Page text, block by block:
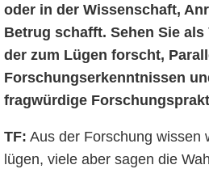
oder in der Wissenschaft,
Betrug schafft. Sehen Sie
der zum Lügen forscht,
Forschungserkenntnissen
fragwürdige
TF: Aus der Forschung wissen
lügen, viele aber sagen die